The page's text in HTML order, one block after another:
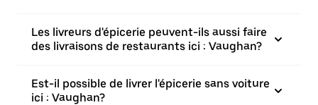
Les livreurs d'épicerie peuvent-ils aussi faire
des livraisons de restaurants ici : Vaughan?
Est-il possible de livrer l'épicerie sans voiture
ici : Vaughan?